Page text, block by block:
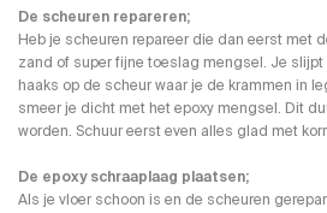
De scheuren repareren;
Heb je scheuren repareer die dan eerst met
zand of super fijne toeslag mengsel. Je
haaks op de scheur waar je de krammen in
smeer je dicht met het epoxy mengsel. Dit
worden. Schuur eerst even alles glad met
De epoxy schraaplaag plaatsen;
Als je vloer schoon is en de scheuren